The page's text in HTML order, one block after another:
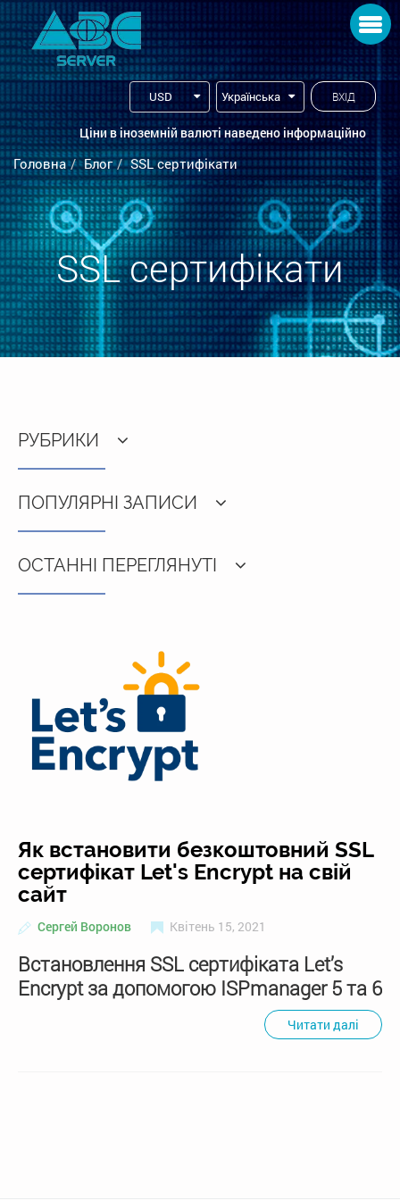
Toggle navigation
ВХІД
Українська
USD
Ціни в іноземній валюті наведено інформаційно
Головна Блог SSL сертифікати
SSL сертифікати
РУБРИКИ
ПОПУЛЯРНІ ЗАПИСИ
ОСТАННІ ПЕРЕГЛЯНУТІ
Як встановити безкоштовний SSL
сертифікат Let's Encrypt на свій
сайт
Сергей Воронов Квітень 15, 2021
Встановлення SSL сертифіката Let’s
Encrypt за допомогою ISPmanager 5 та 6
Читати далі